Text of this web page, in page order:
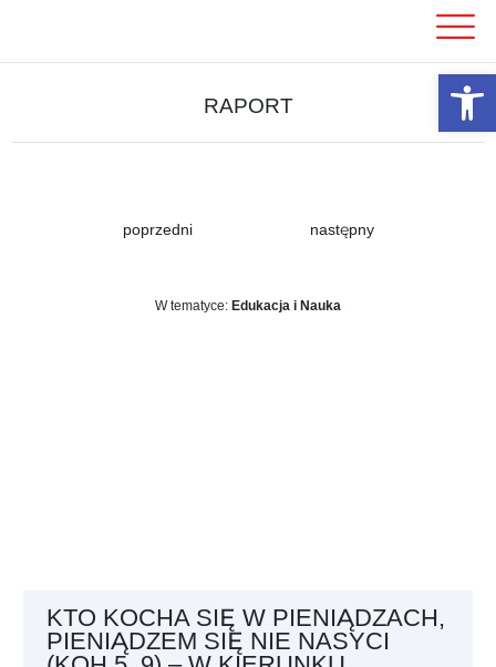
RAPORT
poprzedni następny
W tematyce: Edukacja i Nauka
KTO KOCHA SIĘ W PIENIĄDZACH,
PIENIĄDZEM SIĘ NIE NASYCI